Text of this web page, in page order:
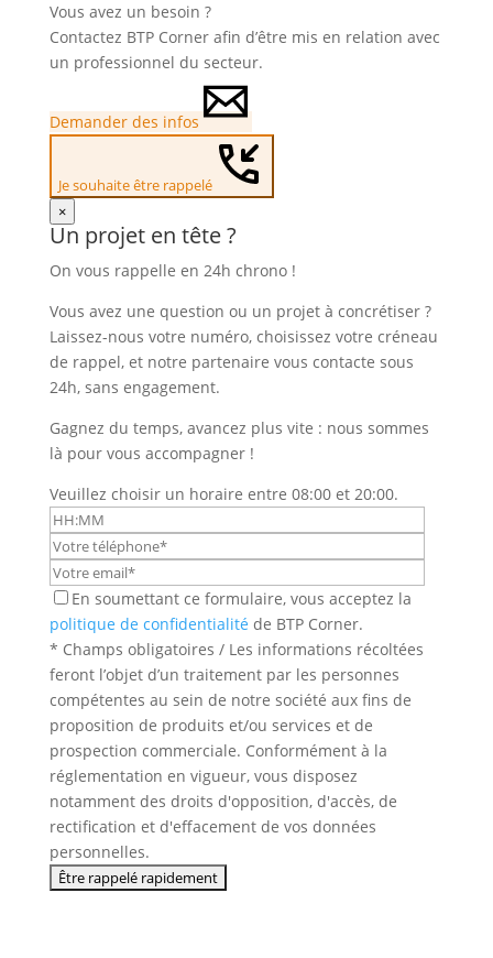
Vous avez un besoin ?
Contactez BTP Corner afin d’être mis en relation avec
un professionnel du secteur.
Demander des infos
Je souhaite être rappelé
×
Un projet en tête ?
On vous rappelle en 24h chrono !
Vous avez une question ou un projet à concrétiser ?
Laissez-nous votre numéro, choisissez votre créneau
de rappel, et notre partenaire vous contacte sous
24h, sans engagement.
Gagnez du temps, avancez plus vite : nous sommes
là pour vous accompagner !
Veuillez choisir un horaire entre 08:00 et 20:00.
En soumettant ce formulaire, vous acceptez la
politique de confidentialité de BTP Corner.
* Champs obligatoires / Les informations récoltées
feront l’objet d’un traitement par les personnes
compétentes au sein de notre société aux fins de
proposition de produits et/ou services et de
prospection commerciale. Conformément à la
réglementation en vigueur, vous disposez
notamment des droits d'opposition, d'accès, de
rectification et d'effacement de vos données
personnelles.